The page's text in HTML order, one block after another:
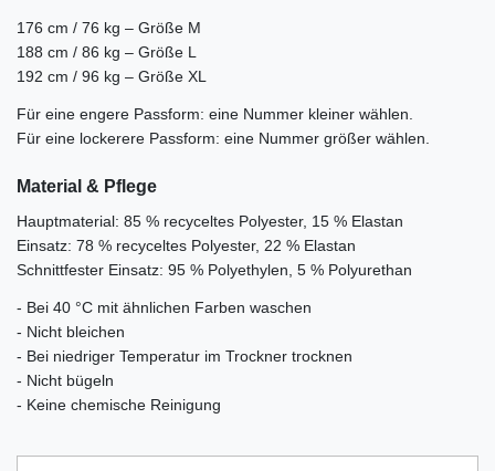
176 cm / 76 kg – Größe M
188 cm / 86 kg – Größe L
192 cm / 96 kg – Größe XL
Für eine engere Passform: eine Nummer kleiner wählen.
Für eine lockerere Passform: eine Nummer größer wählen.
Material & Pflege
Hauptmaterial: 85 % recyceltes Polyester, 15 % Elastan
Einsatz: 78 % recyceltes Polyester, 22 % Elastan
Schnittfester Einsatz: 95 % Polyethylen, 5 % Polyurethan
- Bei 40 °C mit ähnlichen Farben waschen
- Nicht bleichen
- Bei niedriger Temperatur im Trockner trocknen
- Nicht bügeln
- Keine chemische Reinigung